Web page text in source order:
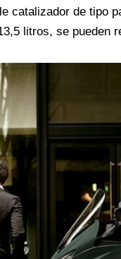
catalizador de tipo
litros, se pueden